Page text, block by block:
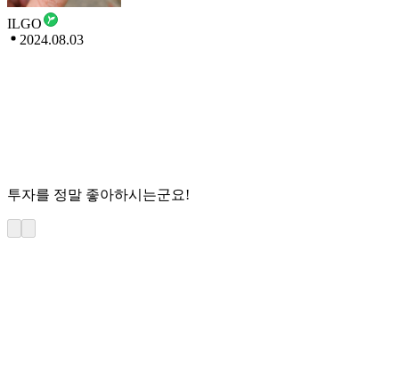
ILGO
2024.08.03
투자를 정말 좋아하시는군요!